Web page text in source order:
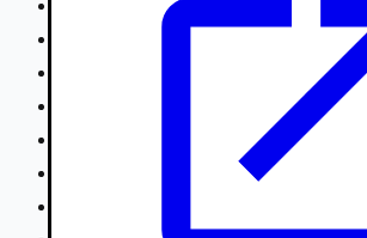
Nákladné vozidlá nad 7,5t
Vodné/Snežné skútre, štvorkolky